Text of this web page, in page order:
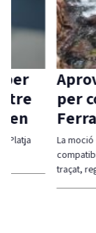
Platja
per
La moció
traçat,